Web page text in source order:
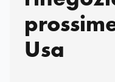
Usa